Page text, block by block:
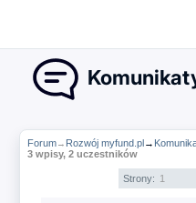
Forum→ Rozwój myfund.pl→
3 wpisy, 2 uczestników
Strony: 1